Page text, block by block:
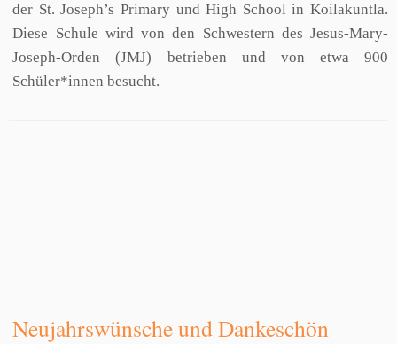
der St. Joseph’s Primary und High School in Koilakuntla.
Diese Schule wird von den Schwestern des Jesus-Mary-
Joseph-Orden (JMJ) betrieben und von etwa 900
Schüler*innen besucht.
Neujahrswünsche und Dankeschön